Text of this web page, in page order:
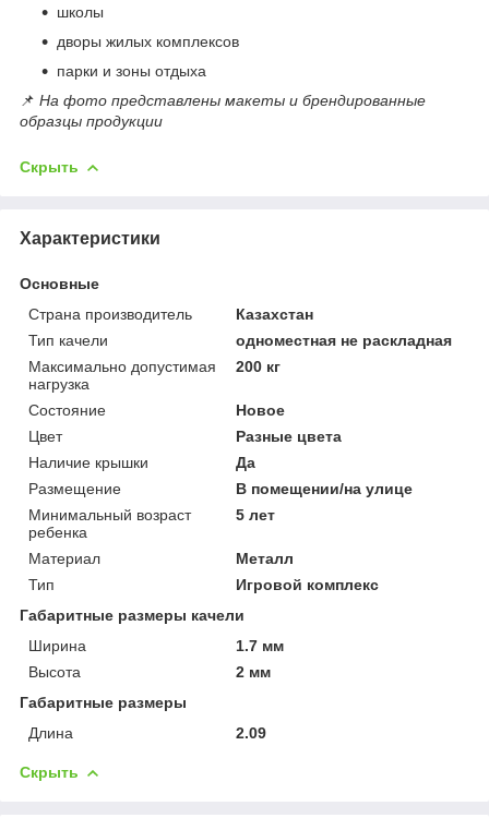
школы
дворы жилых комплексов
парки и зоны отдыха
📌 На фото представлены макеты и брендированные
образцы продукции
Скрыть
Характеристики
Основные
Страна производитель
Казахстан
Тип качели
одноместная не раскладная
Максимально допустимая
нагрузка
200 кг
Состояние
Новое
Цвет
Разные цвета
Наличие крышки
Да
Размещение
В помещении/на улице
Минимальный возраст
ребенка
5 лет
Материал
Металл
Тип
Игровой комплекс
Габаритные размеры качели
Ширина
1.7 мм
Высота
2 мм
Габаритные размеры
Длина
2.09
Скрыть